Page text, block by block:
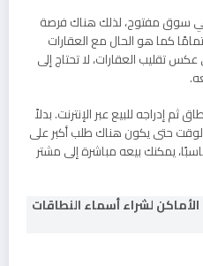
سوق مفتوح، لذلك هناك فرصة
كما هو الحال مع العقارات
تقليب العقارات، لا تحتاج إلى
إدراجه للبيع عبر الإنترنت. بدلاً
حتى يكون هناك طلب أكبر على
يمكنك بيعه مباشرة إلى مشتر
أسماء النطاقات